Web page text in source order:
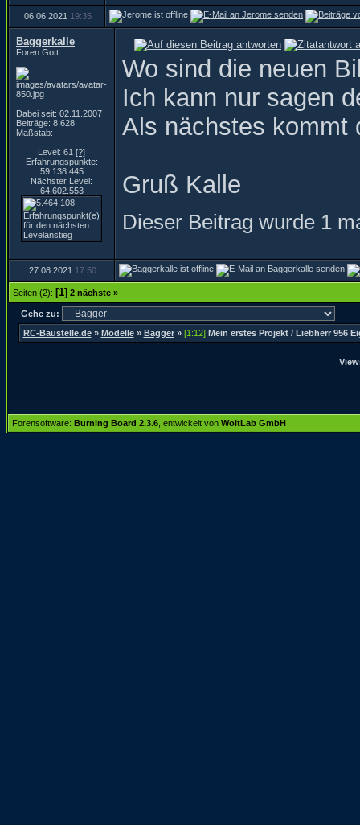
06.06.2021 19:35
Baggerkalle
Foren Gott
Dabei seit: 02.11.2007
Beiträge: 8.628
Maßstab: ---
Level: 61 [?]
Erfahrungspunkte:
59.138.445
Nächster Level:
64.602.553
Wo sind die neuen
Ich kann nur sagen
Als nächstes kommt
Gruß Kalle
Dieser Beitrag wurde 1
27.08.2021 17:50
Seiten (2): [1] 2 nächste »
Gehe zu:
RC-Baustelle.de» Modelle» Bagger» [1:12] Mein erstes Projekt / Liebherr 956
Forensoftware: Burning Board 2.3.6 , entwickelt von WoltLab GmbH